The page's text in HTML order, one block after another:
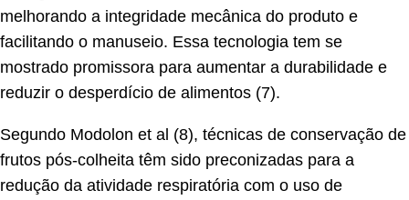
melhorando a integridade mecânica do produto e
facilitando o manuseio. Essa tecnologia tem se
mostrado promissora para aumentar a durabilidade e
reduzir o desperdício de alimentos (7).
Segundo Modolon et al (8), técnicas de conservação de
frutos pós-colheita têm sido preconizadas para a
redução da atividade respiratória com o uso de